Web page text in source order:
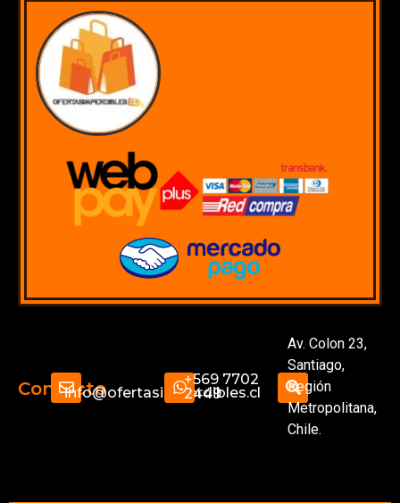
Contactoinfo@ofertasimperdibles.cl
+569 7702
2449
Av. Colon 23,
Santiago,
Región
Metropolitana,
Chile.